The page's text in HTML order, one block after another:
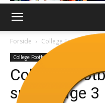
Forside College Football
College Football
College
spil fra uge 3